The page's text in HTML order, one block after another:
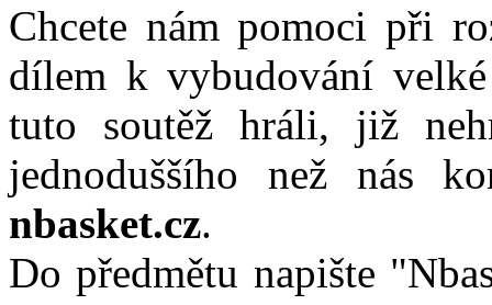
Chcete nám pomoci při
dílem k vybudování
tuto soutěž hráli, již
jednoduššího než nás
nbasket.cz.
Do předmětu napište